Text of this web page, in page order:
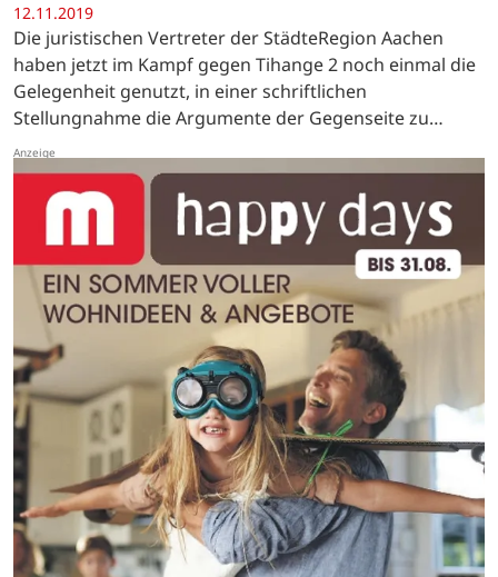
12.11.2019
Die juristischen Vertreter der StädteRegion Aachen
haben jetzt im Kampf gegen Tihange 2 noch einmal die
Gelegenheit genutzt, in einer schriftlichen
Stellungnahme die Argumente der Gegenseite zu
entkräften. Bevor es im Juni 2020 vor dem belgischen
Gericht der…